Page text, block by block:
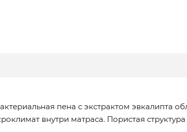
пена с экстрактом эвкалипта
внутри матраса. Пористая